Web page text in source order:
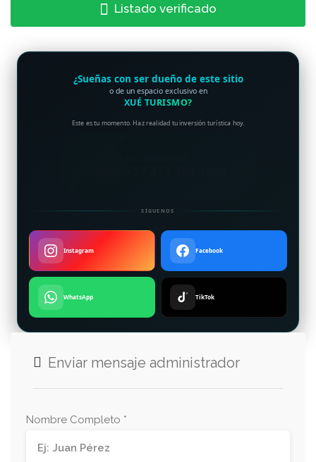
Listado verificado
¿Sueñas con ser dueño de este sitio
o de un espacio exclusivo en
XUÉ TURISMO?
Este es tu momento. Haz realidad tu inversión turística hoy.
SÍGUENOS
Instagram Facebook
WhatsApp TikTok
Enviar mensaje administrador
Nombre Completo *